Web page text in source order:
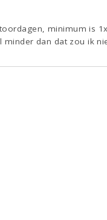
minimum is
minder dan dat zou ik